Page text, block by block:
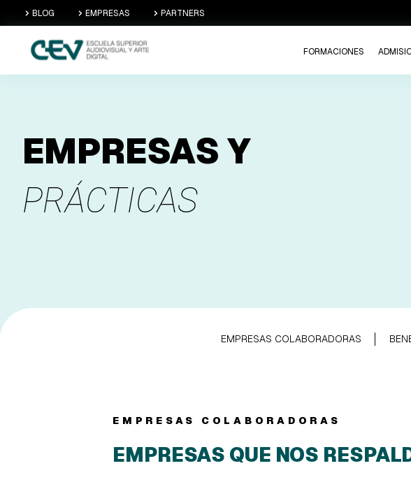
BLOG EMPRESAS PARTNERS
FORMACIONES
EMPRESAS Y
PRÁCTICAS
EMPRESAS COLABORADORAS
EMPRESAS COLABORADORAS
EMPRESAS QUE NOS